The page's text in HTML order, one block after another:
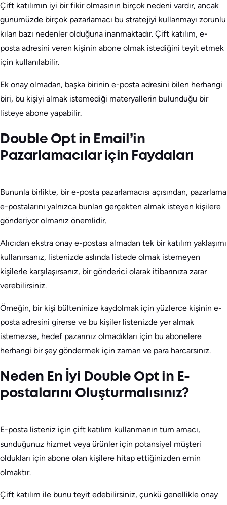
Çift katılımın iyi bir fikir olmasının birçok nedeni vardır, ancak
günümüzde birçok pazarlamacı bu stratejiyi kullanmayı zorunlu
kılan bazı nedenler olduğuna inanmaktadır. Çift katılım, e-
posta adresini veren kişinin abone olmak istediğini teyit etmek
için kullanılabilir.
Ek onay olmadan, başka birinin e-posta adresini bilen herhangi
biri, bu kişiyi almak istemediği materyallerin bulunduğu bir
listeye abone yapabilir.
Double Opt in Email’in
Pazarlamacılar için Faydaları
Bununla birlikte, bir e-posta pazarlamacısı açısından, pazarlama
e-postalarını yalnızca bunları gerçekten almak isteyen kişilere
gönderiyor olmanız önemlidir.
Alıcıdan ekstra onay e-postası almadan tek bir katılım yaklaşımı
kullanırsanız, listenizde aslında listede olmak istemeyen
kişilerle karşılaşırsanız, bir gönderici olarak itibarınıza zarar
verebilirsiniz.
Örneğin, bir kişi bülteninize kaydolmak için yüzlerce kişinin e-
posta adresini girerse ve bu kişiler listenizde yer almak
istemezse, hedef pazarınız olmadıkları için bu abonelere
herhangi bir şey göndermek için zaman ve para harcarsınız.
Neden En İyi Double Opt in E-
postalarını Oluşturmalısınız?
E-posta listeniz için çift katılım kullanmanın tüm amacı,
sunduğunuz hizmet veya ürünler için potansiyel müşteri
oldukları için abone olan kişilere hitap ettiğinizden emin
olmaktır.
Çift katılım ile bunu teyit edebilirsiniz, çünkü genellikle onay